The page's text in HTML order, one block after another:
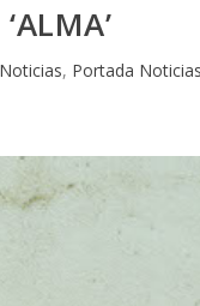
Noticias, Portada